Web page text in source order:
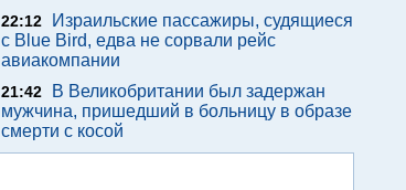
22:12
Израильские пассажиры, судящиеся
с Blue Bird, едва не сорвали рейс
авиакомпании
21:42
В Великобритании был задержан
мужчина, пришедший в больницу в образе
смерти с косой